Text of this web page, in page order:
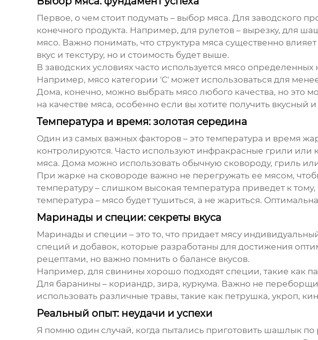
Первое, о чем стоит подумать – выбор мяса. Для заводского
конечного продукта. Например, для рулетов – вырезку, для
мясо. Важно понимать, что структура мяса существенно
вкус и текстуру, но и стоимость будет выше.
В заводских условиях часто используется мясо определенных
Например, мясо категории 'С' может использоваться для
Дома, конечно, можно выбрать мясо любого качества, но это
на качестве мяса, особенно если вы хотите получить вкусный
Температура и время: золотая середина
Один из самых важных факторов – это температура и время
контролируются. Часто используют инфракрасные грили
мяса. Дома можно использовать обычную сковороду, гриль или
При жарке на сковороде важно не перегружать ее мясом,
температуру – слишком высокая температура приведет к
температура – мясо будет тушиться, а не жариться.
Маринады и специи: секреты вкуса
Маринады и специи – это то, что придает мясу
специй и добавок, которые разработаны для достижения
рецептами, но важно помнить о балансе вкусов.
Например, для свинины хорошо подходят специи, такие как
Для баранины – кориандр, зира, куркума. Важно не
использовать различные травы, такие как петрушка, укроп,
Реальный опыт: неудачи и успехи
Я помню один случай, когда пытались приготовить шашлык